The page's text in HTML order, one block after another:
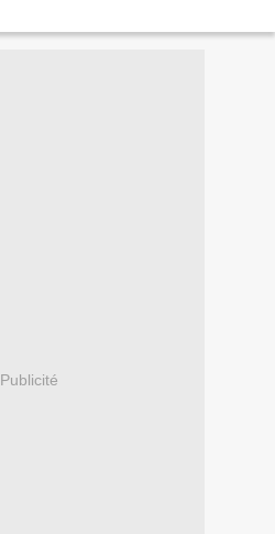
Publicité